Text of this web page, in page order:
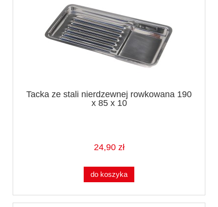
Tacka ze stali nierdzewnej rowkowana 190
x 85 x 10
24,90 zł
do koszyka